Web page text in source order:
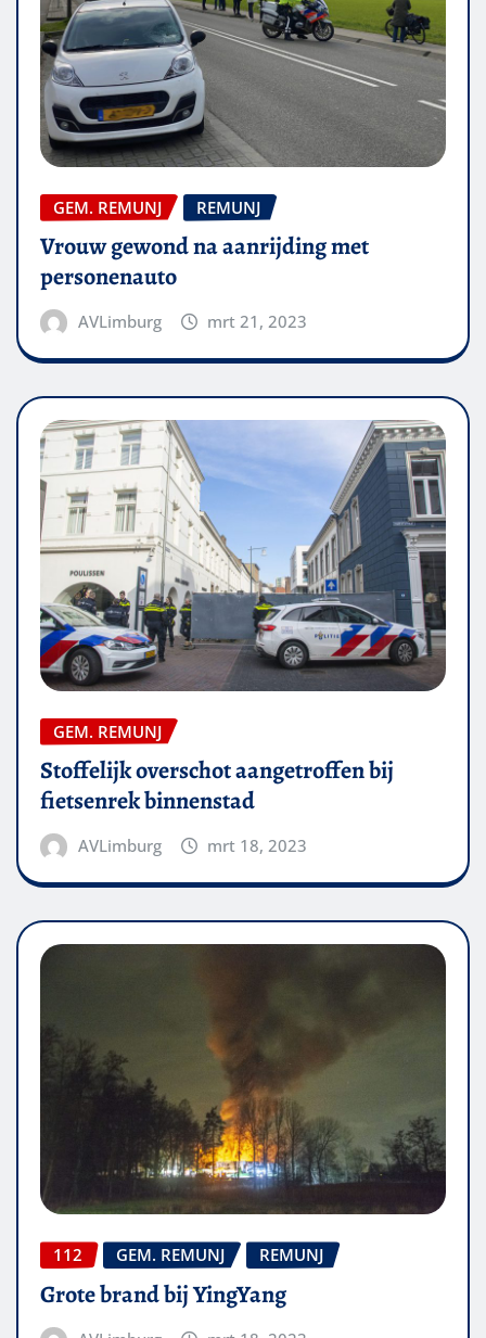
GEM. REMUNJ REMUNJ
Vrouw gewond na aanrijding met
personenauto
AVLimburg mrt 21, 2023
GEM. REMUNJ
Stoffelijk overschot aangetroffen bij
fietsenrek binnenstad
AVLimburg mrt 18, 2023
112 GEM. REMUNJ REMUNJ
Grote brand bij YingYang